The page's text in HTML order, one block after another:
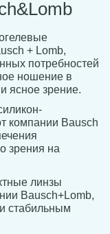
+ Lomb,
потребностей
ношение в
ясное зрение.
компании Bausch
зрения на
линзы
Bausch+Lomb,
стабильным